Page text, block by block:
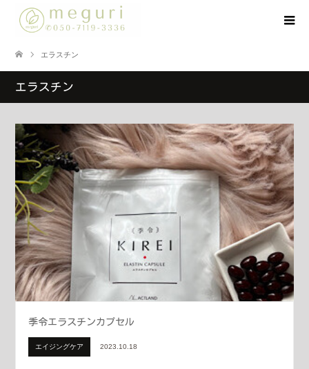
エラスチン
エラスチン
季令エラスチンカプセル
エイジングケア 2023.10.18